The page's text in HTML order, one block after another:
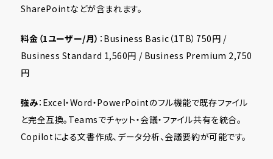
SharePointなどが含まれます。
料金（1ユーザー/月） ：Business Basic（1TB）750円 /
Business Standard 1,560円 / Business Premium 2,750
円
強み：Excel・Word・PowerPointのフル機能で既存ファイル
と完全互換。Teamsでチャット・会議・ファイル共有を統合。
Copilotによる文書作成、データ分析、会議要約が可能です。